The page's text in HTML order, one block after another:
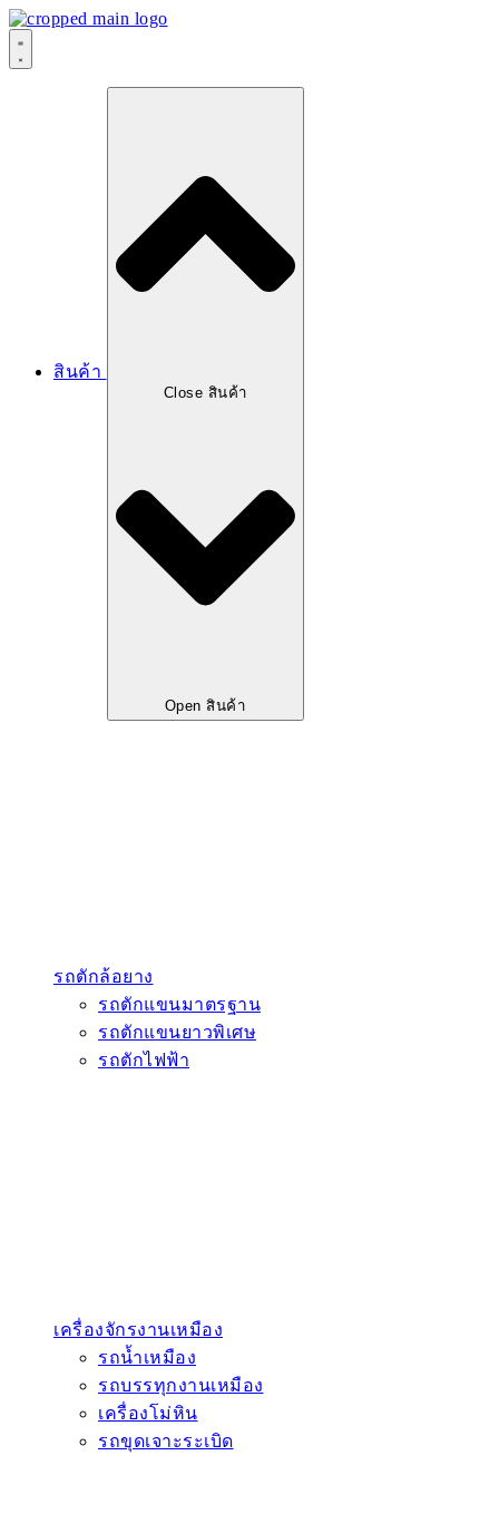
สินค้า
Close สินค้า
Open สินค้า
รถตักล้อยาง
รถตักแขนมาตรฐาน
รถตักแขนยาวพิเศษ
รถตักไฟฟ้า
เครื่องจักรงานเหมือง
รถน้ำเหมือง
รถบรรทุกงานเหมือง
เครื่องโม่หิน
รถขุดเจาะระเบิด